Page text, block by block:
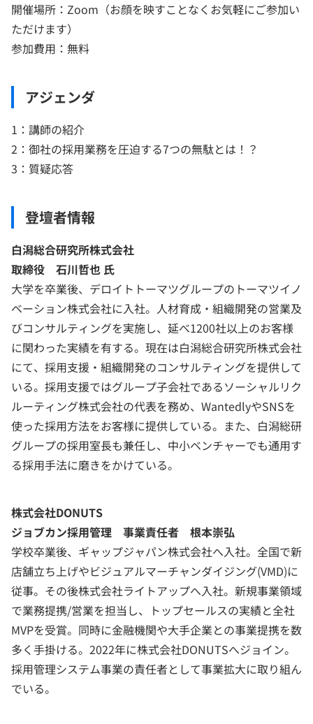
開催場所：Zoom（お顔を映すことなくお気軽にご参加い
ただけます）
参加費用：無料
アジェンダ
1：講師の紹介
2：御社の採用業務を圧迫する7つの無駄とは！？
3：質疑応答
登壇者情報
白潟総合研究所株式会社
取締役 石川哲也 氏
大学を卒業後、デロイトトーマツグループのトーマツイノ
ベーション株式会社に入社。人材育成・組織開発の営業及
びコンサルティングを実施し、延べ1200社以上のお客様
に関わった実績を有する。現在は白潟総合研究所株式会社
にて、採用支援・組織開発のコンサルティングを提供して
いる。採用支援ではグループ子会社であるソーシャルリク
ルーティング株式会社の代表を務め、WantedlyやSNSを
使った採用方法をお客様に提供している。また、白潟総研
グループの採用室長も兼任し、中小ベンチャーでも通用す
る採用手法に磨きをかけている。
株式会社DONUTS
ジョブカン採用管理 事業責任者 根本崇弘
学校卒業後、ギャップジャパン株式会社へ入社。全国で新
店舗立ち上げやビジュアルマーチャンダイジング(VMD)に
従事。その後株式会社ライトアップへ入社。新規事業領域
で業務提携/営業を担当し、トップセールスの実績と全社
MVPを受賞。同時に金融機関や大手企業との事業提携を数
多く手掛ける。2022年に株式会社DONUTSへジョイン。
採用管理システム事業の責任者として事業拡大に取り組ん
でいる。